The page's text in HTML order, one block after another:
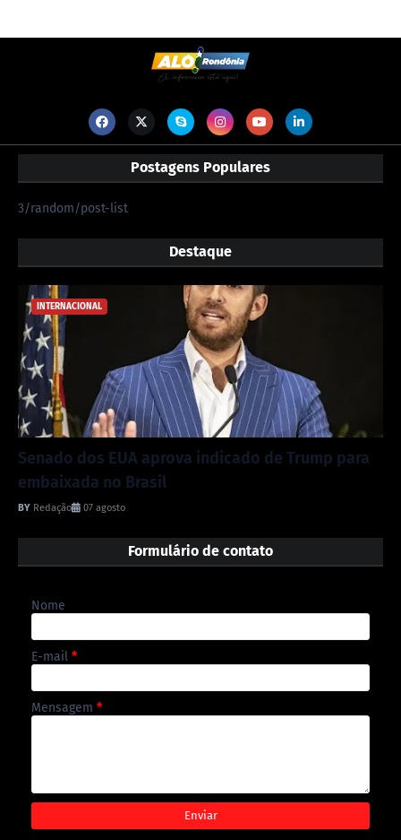
Postagens Populares
3/random/post-list
Destaque
INTERNACIONAL
Senado dos EUA aprova indicado de Trump para
embaixada no Brasil
Redação 07 agosto
Formulário de contato
Nome
E-mail *
Mensagem *